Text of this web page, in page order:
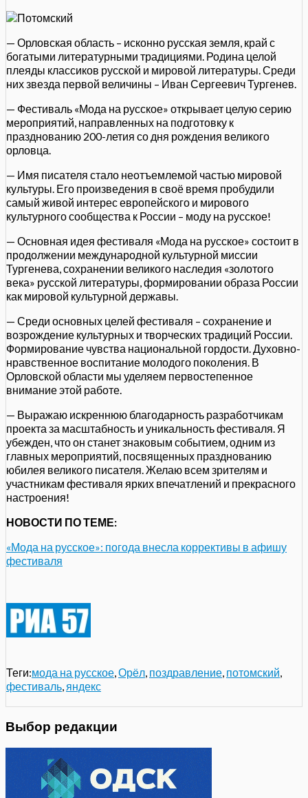
— Орловская область – исконно русская земля, край с
богатыми литературными традициями. Родина целой
плеяды классиков русской и мировой литературы. Среди
них звезда первой величины – Иван Сергеевич Тургенев.
— Фестиваль «Мода на русское» открывает целую серию
мероприятий, направленных на подготовку к
празднованию 200-летия со дня рождения великого
орловца.
— Имя писателя стало неотъемлемой частью мировой
культуры. Его произведения в своё время пробудили
самый живой интерес европейского и мирового
культурного сообщества к России – моду на русское!
— Основная идея фестиваля «Мода на русское» состоит в
продолжении международной культурной миссии
Тургенева, сохранении великого наследия «золотого
века» русской литературы, формировании образа России
как мировой культурной державы.
— Среди основных целей фестиваля – сохранение и
возрождение культурных и творческих традиций России.
Формирование чувства национальной гордости. Духовно-
нравственное воспитание молодого поколения. В
Орловской области мы уделяем первостепенное
внимание этой работе.
— Выражаю искреннюю благодарность разработчикам
проекта за масштабность и уникальность фестиваля. Я
убежден, что он станет знаковым событием, одним из
главных мероприятий, посвященных празднованию
юбилея великого писателя. Желаю всем зрителям и
участникам фестиваля ярких впечатлений и прекрасного
настроения!
НОВОСТИ ПО ТЕМЕ:
«Мода на русское»: погода внесла коррективы в афишу
фестиваля
Теги:мода на русское Орёл поздравление потомский
фестиваль яндекс
Выбор редакции